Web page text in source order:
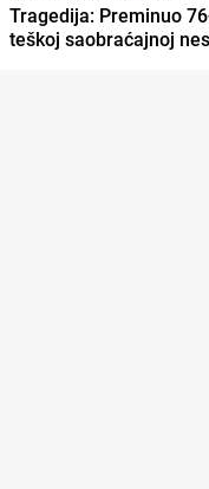
Tragedija: Preminuo
teškoj saobraćajnoj